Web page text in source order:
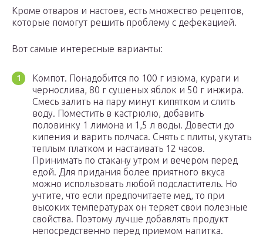
Кроме отваров и настоев, есть множество рецептов,
которые помогут решить проблему с дефекацией.
Вот самые интересные варианты:
Компот. Понадобится по 100 г изюма, кураги и
чернослива, 80 г сушеных яблок и 50 г инжира.
Смесь залить на пару минут кипятком и слить
воду. Поместить в кастрюлю, добавить
половинку 1 лимона и 1,5 л воды. Довести до
кипения и варить полчаса. Снять с плиты, укутать
теплым платком и настаивать 12 часов.
Принимать по стакану утром и вечером перед
едой. Для придания более приятного вкуса
можно использовать любой подсластитель. Но
учтите, что если предпочитаете мед, то при
высоких температурах он теряет свои полезные
свойства. Поэтому лучше добавлять продукт
непосредственно перед приемом напитка.